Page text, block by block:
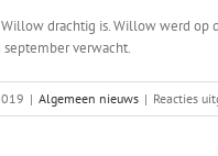
drachtig is. Willow werd op
verwacht.
| Algemeen nieuws | Reacties